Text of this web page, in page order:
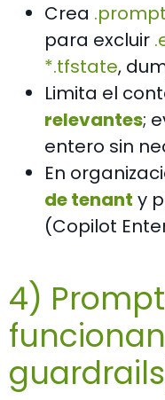
Crea
para excluir
*.tfstate,
Limita el
relevantes;
entero sin
En
de tenant y
(Copilot
4)